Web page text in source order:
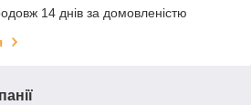
14 днів за домовленістю